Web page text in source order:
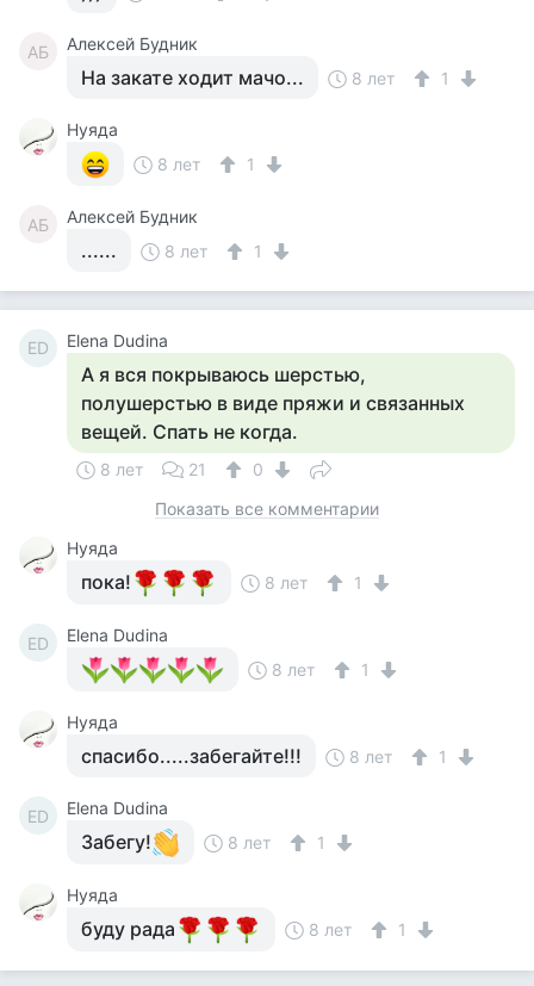
АБ Алексей Будник
На закате ходит мачо... 8 лет 1
Нуяда
8 лет
1
АБ Алексей Будник
...... 8 лет 1
ED Elena Dudina
А я вся покрываюсь шерстью,
полушерстью в виде пряжи и связанных
вещей. Спать не когда.
8 лет 21
0
Показать все комментарии
Нуяда
пока! 8 лет 1
ED
Elena Dudina
8 лет
1
Нуяда
спасибо.....забегайте!!! 8 лет 1
ED Elena Dudina
Забегу! 8 лет 1
Нуяда
буду рада 8 лет 1